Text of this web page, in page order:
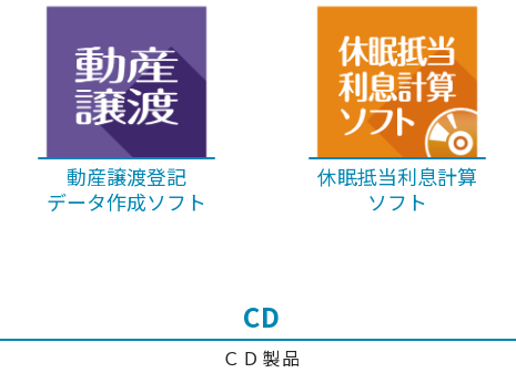
動産譲渡登記
データ作成ソフト
休眠抵当利息計算
ソフト
CD
ＣＤ製品